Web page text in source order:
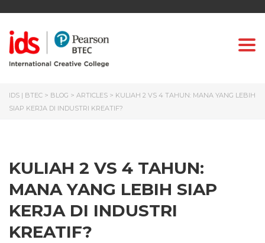
IDS | BTEC > BLOG > ARTICLES > KULIAH 2 VS 4 TAHUN: MANA YANG LEBIH
SIAP KERJA DI INDUSTRI KREATIF?
KULIAH 2 VS 4 TAHUN:
MANA YANG LEBIH SIAP
KERJA DI INDUSTRI
KREATIF?